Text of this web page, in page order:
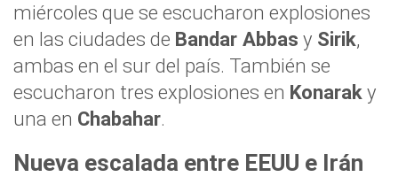
miércoles que se escucharon explosiones
en las ciudades de Bandar Abbas y Sirik,
ambas en el sur del país. También se
escucharon tres explosiones en Konarak y
una en Chabahar.
Nueva escalada entre EEUU e Irán